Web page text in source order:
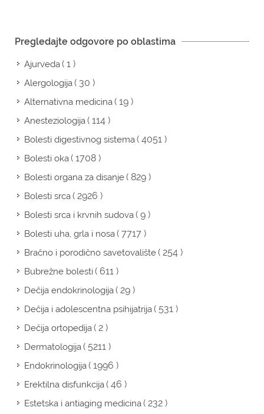
Pregledajte odgovore po oblastima
Ajurveda( 1 )
Alergologija( 30 )
Alternativna medicina( 19 )
Anesteziologija( 114 )
Bolesti digestivnog sistema( 4051 )
Bolesti oka( 1708 )
Bolesti organa za disanje( 829 )
Bolesti srca( 2926 )
Bolesti srca i krvnih sudova( 9 )
Bolesti uha, grla i nosa( 7717 )
Bračno i porodično savetovalište( 254 )
Bubrežne bolesti( 611 )
Dečija endokrinologija( 29 )
Dečija i adolescentna psihijatrija( 531 )
Dečija ortopedija( 2 )
Dermatologija( 5211 )
Endokrinologija( 1996 )
Erektilna disfunkcija( 46 )
Estetska i antiaging medicina( 232 )